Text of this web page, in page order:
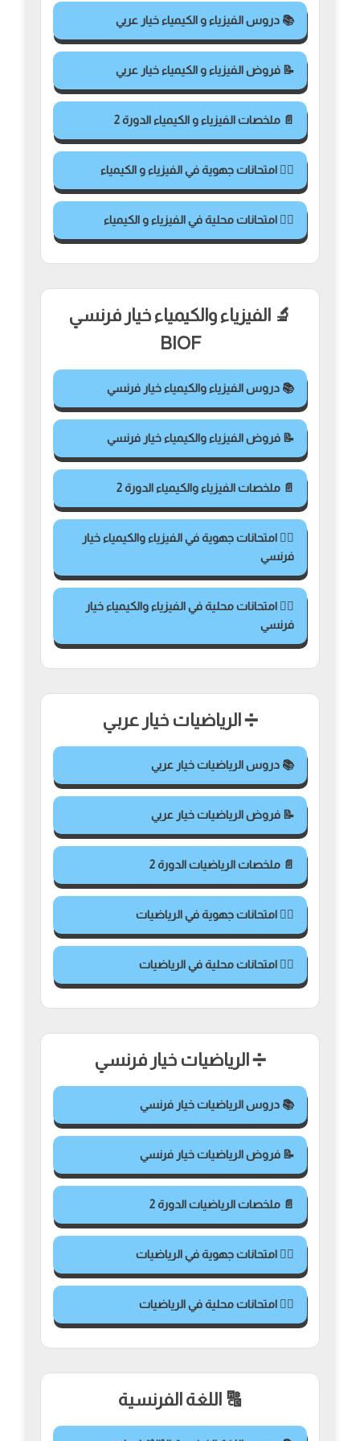
📚 دروس الفيزياء و الكيمياء خيار عربي
📝 فروض الفيزياء و الكيمياء خيار عربي
📄 ملخصات الفيزياء و الكيمياء الدورة 2
✍🏻 امتحانات جهوية في الفيزياء و الكيمياء
✍🏻 امتحانات محلية في الفيزياء و الكيمياء
🔬 الفيزياء والكيمياء خيار فرنسي
BIOF
📚 دروس الفيزياء والكيمياء خيار فرنسي
📝 فروض الفيزياء والكيمياء خيار فرنسي
📄 ملخصات الفيزياء والكيمياء الدورة 2
✍🏻 امتحانات جهوية في الفيزياء والكيمياء خيار
فرنسي
✍🏻 امتحانات محلية في الفيزياء والكيمياء خيار
فرنسي
➗ الرياضيات خيار عربي
📚 دروس الرياضيات خيار عربي
📝 فروض الرياضيات خيار عربي
📄 ملخصات الرياضيات الدورة 2
✍🏻 امتحانات جهوية في الرياضيات
✍🏻 امتحانات محلية في الرياضيات
➗ الرياضيات خيار فرنسي
📚 دروس الرياضيات خيار فرنسي
📝 فروض الرياضيات خيار فرنسي
📄 ملخصات الرياضيات الدورة 2
✍🏻 امتحانات جهوية في الرياضيات
✍🏻 امتحانات محلية في الرياضيات
🔠 اللغة الفرنسية